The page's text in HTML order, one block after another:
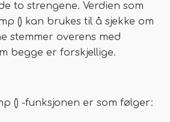
to strengene. Verdien som
() kan brukes til å sjekke om
stemmer overens med
begge er forskjellige.
() -funksjonen er som følger: